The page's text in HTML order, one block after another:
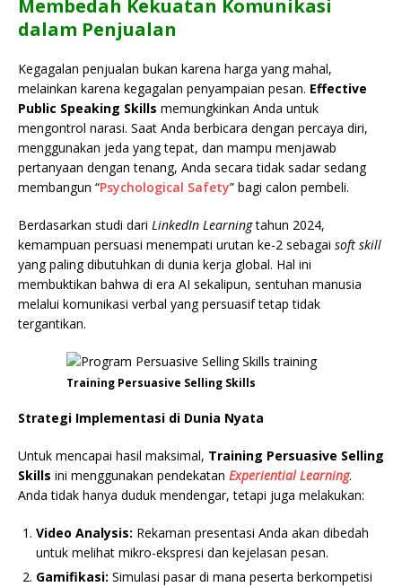
Membedah Kekuatan Komunikasi
dalam Penjualan
Kegagalan penjualan bukan karena harga yang mahal,
melainkan karena kegagalan penyampaian pesan. Effective
Public Speaking Skills memungkinkan Anda untuk
mengontrol narasi. Saat Anda berbicara dengan percaya diri,
menggunakan jeda yang tepat, dan mampu menjawab
pertanyaan dengan tenang, Anda secara tidak sadar sedang
membangun “Psychological Safety” bagi calon pembeli.
Berdasarkan studi dari LinkedIn Learningtahun 2024,
kemampuan persuasi menempati urutan ke-2 sebagai soft skill
yang paling dibutuhkan di dunia kerja global. Hal ini
membuktikan bahwa di era AI sekalipun, sentuhan manusia
melalui komunikasi verbal yang persuasif tetap tidak
tergantikan.
Training Persuasive Selling Skills
Strategi Implementasi di Dunia Nyata
Untuk mencapai hasil maksimal, Training Persuasive Selling
Skills ini menggunakan pendekatan Experiential Learning.
Anda tidak hanya duduk mendengar, tetapi juga melakukan:
Video Analysis: Rekaman presentasi Anda akan dibedah
untuk melihat mikro-ekspresi dan kejelasan pesan.
Gamifikasi: Simulasi pasar di mana peserta berkompetisi